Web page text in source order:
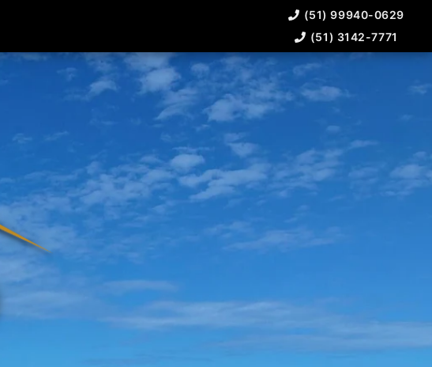
(51) 99940-0629
(51) 3142-7771